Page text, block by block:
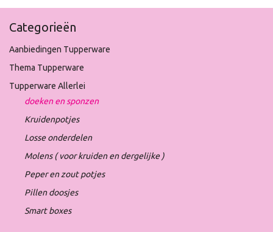
Categorieën
Aanbiedingen Tupperware
Thema Tupperware
Tupperware Allerlei
doeken en sponzen
Kruidenpotjes
Losse onderdelen
Molens ( voor kruiden en dergelijke )
Peper en zout potjes
Pillen doosjes
Smart boxes